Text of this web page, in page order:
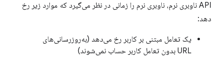
API ناوبری نرم، ناوبری نرم را زمانی در نظر می‌گیرد که موارد زیر رخ
دهد:
یک تعامل مبتنی بر کاربر رخ می‌دهد (به‌روزرسانی‌های
URL بدون تعامل کاربر حساب نمی‌شوند)